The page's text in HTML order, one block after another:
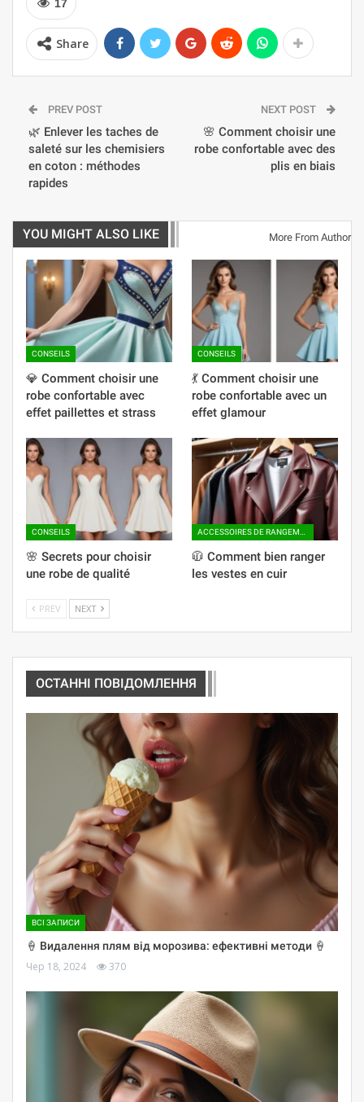
17
Share
PREV POST
🌿 Enlever les taches de
saleté sur les chemisiers
en coton : méthodes
rapides
NEXT POST
🌸 Comment choisir une
robe confortable avec des
plis en biais
YOU MIGHT ALSO LIKE More From Author
CONSEILS
💎 Comment choisir une
robe confortable avec
effet paillettes et strass
CONSEILS
💃 Comment choisir une
robe confortable avec un
effet glamour
CONSEILS
🌸 Secrets pour choisir
une robe de qualité
🧥 Comment bien ranger
les vestes en cuir
PREV NEXT
ОСТАННІ ПОВІДОМЛЕННЯ
ВСІ ЗАПИСИ
🍦 Видалення плям від морозива: ефективні методи 🍦
Чер 18, 2024 370